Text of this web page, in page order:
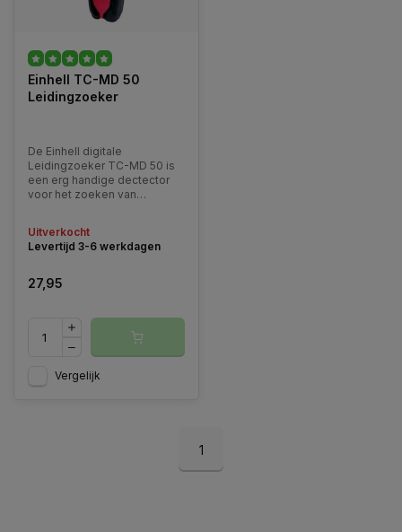
Einhell TC-MD 50
Leidingzoeker
De Einhell digitale
Leidingzoeker TC-MD 50 is
een erg handige dectector
voor het zoeken van
Uitverkocht
Levertijd 3-6 werkdagen
27,95
Vergelijk
1